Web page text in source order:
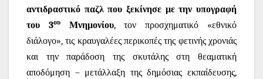
αντιδραστικό παζλ που ξεκίνησε με την υπογραφή
του 3ουΜνημονίου, τον προσχηματικό «εθνικό
διάλογο», τις κραυγαλέες περικοπές της φετινής χρονιάς
και την παράδοση της σκυτάλης στη θεαματική
αποδόμηση – μετάλλαξη της δημόσιας εκπαίδευσης,